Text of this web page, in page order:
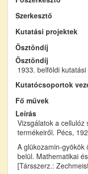
Szerkesztő
Kutatási projektek
Ösztöndíj
Ösztöndíj
1933. belföldi
Kutatócsoportok
Fő művek
Leírás
Vizsgálatok a cellulóz
termékeiről. Pécs,
A glükozamin-gyökök
belül. Mathematikai
[Társszerz.: